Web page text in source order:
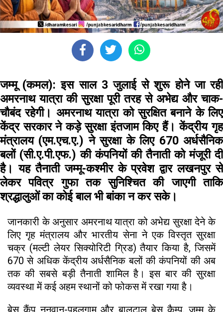
जम्मू (कमल): इस साल 3 जुलाई से शुरू होने जा रही
अमरनाथ यात्रा की सुरक्षा पूरी तरह से अभेद्य और चाक-
चौबंद रहेगी। अमरनाथ यात्रा को सुरक्षित बनाने के लिए
केंद्र सरकार ने कड़े सुरक्षा इंतजाम किए हैं। केंद्रीय गृह
मंत्रालय (एम.एच.ए.) ने सुरक्षा के लिए 670 अर्धसैनिक
बलों (सी.ए.पी.एफ.) की कंपनियों की तैनाती को मंजूरी दी
है। यह तैनाती जम्मू-कश्मीर के प्रवेश द्वार लखनपुर से
लेकर पवित्र गुफा तक सुनिश्चित की जाएगी ताकि
श्रद्धालुओं का कोई बाल भी बांका न कर सके।
जानकारी के अनुसार अमरनाथ यात्रा को अभेद्य सुरक्षा देने के
लिए गृह मंत्रालय और भारतीय सेना ने एक विस्तृत सुरक्षा
चक्र (मल्टी लेयर सिक्योरिटी ग्रिड) तैयार किया है, जिसमें
670 से अधिक केंद्रीय अर्धसैनिक बलों की कंपनियों की अब
तक की सबसे बड़ी तैनाती शामिल है। इस बार की सुरक्षा
व्यवस्था में कई अहम स्थानों को फोकस में रखा गया है।
बेस कैंप नुनवान-पहलगाम और बालटाल बेस कैम्प, जम्मू के